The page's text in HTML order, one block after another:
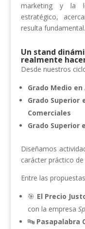
marketing y la
estratégico,
resulta fundamental.
Un stand
realmente
Desde nuestros
Grado Medio
Grado Superior
Comerciales
Grado Superior
Diseñamos
carácter práctico
Entre las
🎯 El Precio
con la empresa
🔤 Pasapalabra